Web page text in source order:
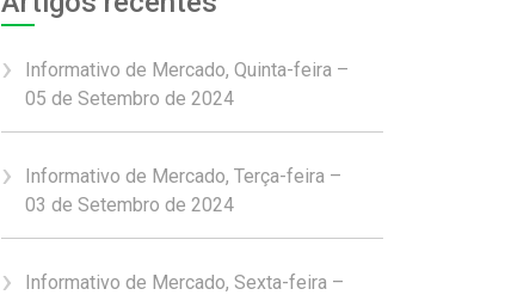
Informativo de Mercado, Quinta-feira –
05 de Setembro de 2024
Informativo de Mercado, Terça-feira –
03 de Setembro de 2024
Informativo de Mercado, Sexta-feira –